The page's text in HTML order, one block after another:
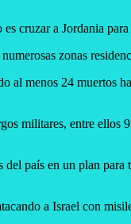
cruzar a Jordania
zonas
al menos 24 muertos
militares, entre ellos
país en un plan para
a Israel con